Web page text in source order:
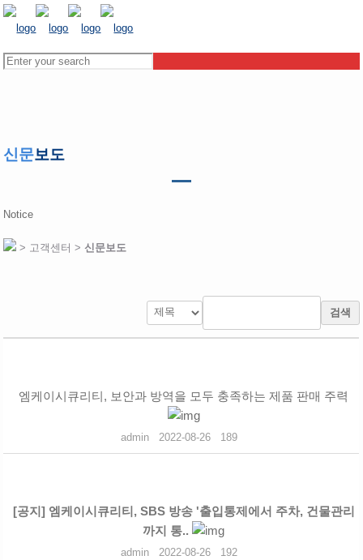
신문보도
Notice
> 고객센터 >신문보도
검색
엠케이시큐리티, 보안과 방역을 모두 충족하는 제품 판매 주력
admin 2022-08-26 189
[공지] 엠케이시큐리티, SBS 방송 '출입통제에서 주차, 건물관리
까지 통..
admin 2022-08-26 192